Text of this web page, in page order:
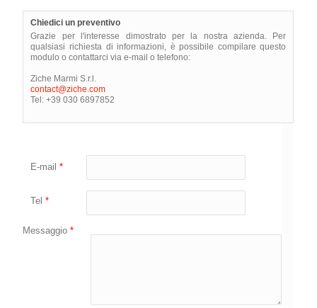
Chiedici un preventivo
Grazie per l'interesse dimostrato per la nostra azienda. Per
qualsiasi richiesta di informazioni, è possibile compilare questo
modulo o contattarci via e-mail o telefono:
Ziche Marmi S.r.l.
contact@ziche.com
Tel: +39 030 6897852
E-mail*
Tel*
Messaggio*